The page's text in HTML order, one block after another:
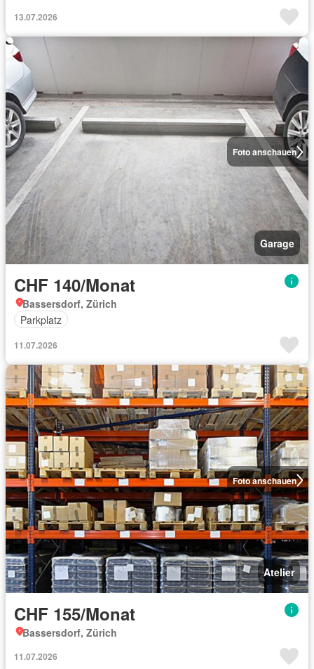
13.07.2026
Foto anschauen
Garage
CHF 140/Monat
Bassersdorf, Zürich
Parkplatz
11.07.2026
Foto anschauen
Atelier
CHF 155/Monat
Bassersdorf, Zürich
11.07.2026